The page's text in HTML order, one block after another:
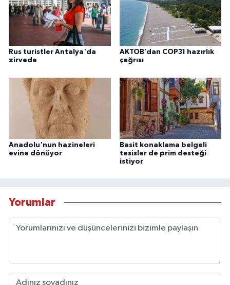
Rus turistler Antalya'da
zirvede
AKTOB’dan COP31 hazırlık
çağrısı
Anadolu'nun hazineleri
evine dönüyor
Basit konaklama belgeli
tesisler de prim desteği
istiyor
Yorumlar